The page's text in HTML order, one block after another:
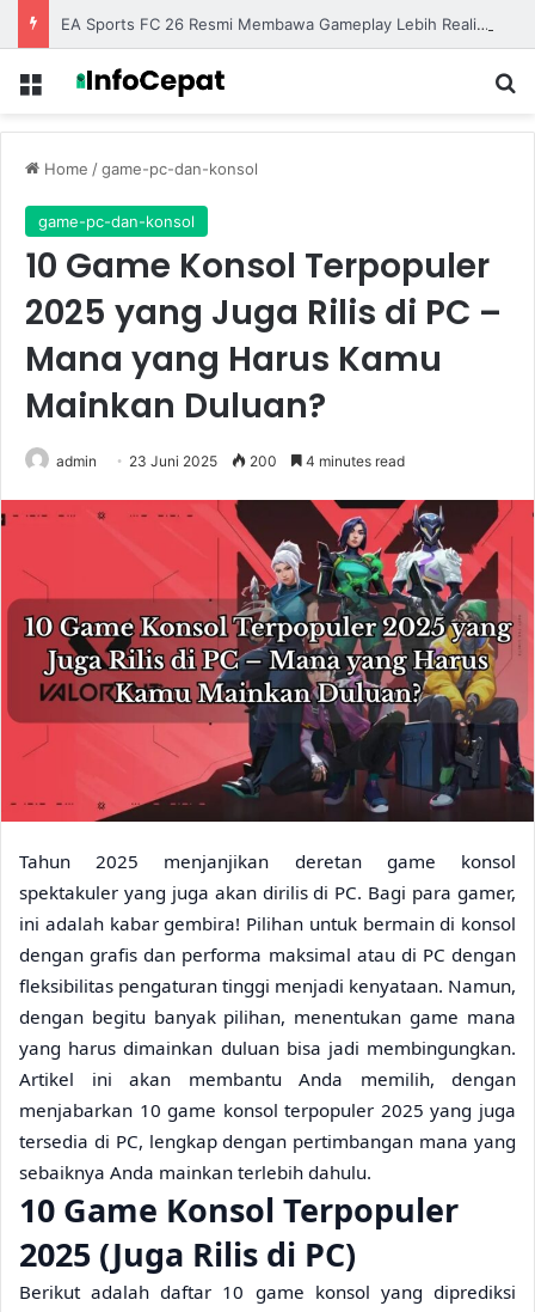
EA Sports FC 26 Resmi Membawa Gameplay Lebih Realistis dengan Animasi yang Semakin Halus
Menu
Home /game-pc-dan-konsol
game-pc-dan-konsol
10 Game Konsol Terpopuler
2025 yang Juga Rilis di PC –
Mana yang Harus Kamu
Mainkan Duluan?
admin 23 Juni 2025 200 4 minutes read
Tahun 2025 menjanjikan deretan game konsol
spektakuler yang juga akan dirilis di PC. Bagi para gamer,
ini adalah kabar gembira! Pilihan untuk bermain di konsol
dengan grafis dan performa maksimal atau di PC dengan
fleksibilitas pengaturan tinggi menjadi kenyataan. Namun,
dengan begitu banyak pilihan, menentukan game mana
yang harus dimainkan duluan bisa jadi membingungkan.
Artikel ini akan membantu Anda memilih, dengan
menjabarkan 10 game konsol terpopuler 2025 yang juga
tersedia di PC, lengkap dengan pertimbangan mana yang
sebaiknya Anda mainkan terlebih dahulu.
10 Game Konsol Terpopuler
2025 (Juga Rilis di PC)
Berikut adalah daftar 10 game konsol yang diprediksi